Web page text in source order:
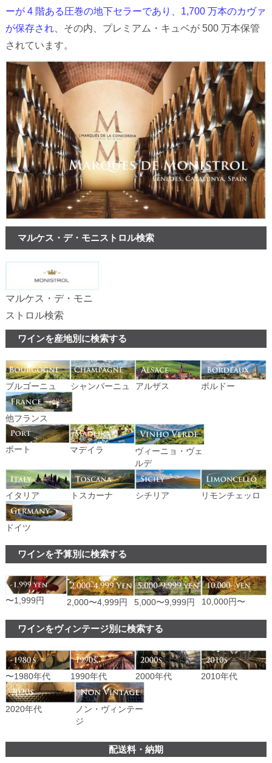
ーが 4 階ある圧巻の地下セラーであり、1,700 万本のカヴァ
が保存され、 その内、プレミアム・キュベが 500 万本保管
されています。
マルケス・デ・モニストロル検索
マルケス・デ・モニ
ストロル検索
ワインを産地別に検索する
ブルゴーニュ シャンパーニュ アルザス ボルドー
他フランス
ポート マデイラ
ヴィーニョ・ヴェ
ルデ
イタリア トスカーナ シチリア リモンチェッロ
ドイツ
ワインを予算別に検索する
〜1,999円 2,000〜4,999円 5,000〜9,999円 10,000円〜
ワインをヴィンテージ別に検索する
〜1980年代 1990年代 2000年代 2010年代
2020年代
ノン・ヴィンテー
ジ
配送料・納期